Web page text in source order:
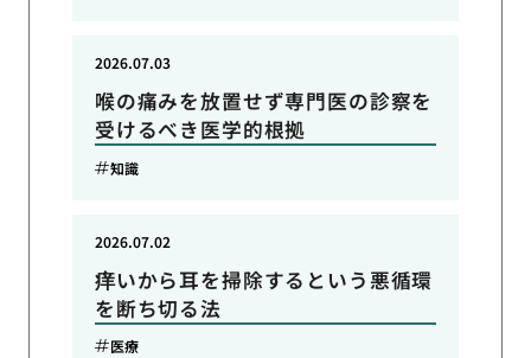
喉の痛みを放置せず専門医の診察を
受けるべき医学的根拠
2026.07.03
知識
痒いから耳を掃除するという悪循環
を断ち切る法
2026.07.02
医療